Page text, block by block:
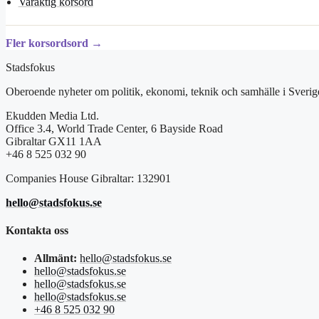
Fler korsordsord →
Stadsfokus
Oberoende nyheter om politik, ekonomi, teknik och samhälle i
Ekudden Media Ltd.
Office 3.4, World Trade Center, 6 Bayside Road
Gibraltar GX11 1AA
+46 8 525 032 90
Companies House Gibraltar: 132901
hello@stadsfokus.se
Kontakta oss
Allmänt: hello@stadsfokus.se
hello@stadsfokus.se
hello@stadsfokus.se
hello@stadsfokus.se
+46 8 525 032 90